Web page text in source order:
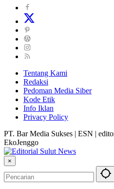
Tentang Kami
Redaksi
Pedoman Media Siber
Kode Etik
Info Iklan
Privacy Policy
PT. Bar Media Sukses | ESN |
EkoJenggo
×